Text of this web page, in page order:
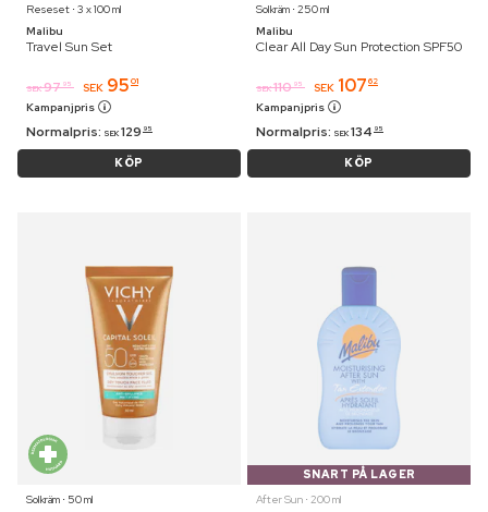
Reseset ⋅ 3 x 100 ml
Malibu
Travel Sun Set
SEK 97 95 SEK 95 01
Kampanjpris
Normalpris: SEK 129 95
KÖP
Solkräm ⋅ 250 ml
Malibu
Clear All Day Sun Protection SPF50
SEK 110 95 SEK 107 62
Kampanjpris
Normalpris: SEK 134 95
KÖP
Solkräm ⋅ 50 ml
SNART PÅ LAGER
After Sun ⋅ 200 ml